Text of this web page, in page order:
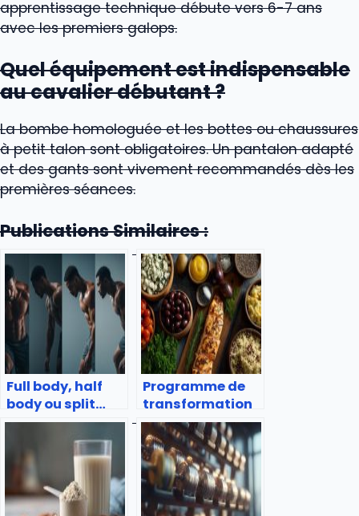
apprentissage technique débute vers 6-7 ans
avec les premiers galops.
Quel équipement est indispensable
au cavalier débutant ?
La bombe homologuée et les bottes ou chaussures
à petit talon sont obligatoires. Un pantalon adapté
et des gants sont vivement recommandés dès les
premières séances.
Publications Similaires :
Full body, half
body ou split…
quel format
d’entraînement
choisir ?
Programme de
transformation
physique en 28
jours